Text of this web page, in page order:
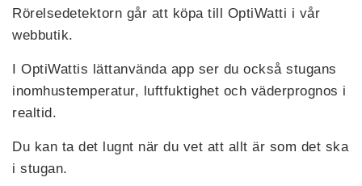
Rörelsedetektorn går att köpa till OptiWatti i vår
webbutik.
I OptiWattis lättanvända app ser du också stugans
inomhustemperatur, luftfuktighet och väderprognos i
realtid.
Du kan ta det lugnt när du vet att allt är som det ska
i stugan.